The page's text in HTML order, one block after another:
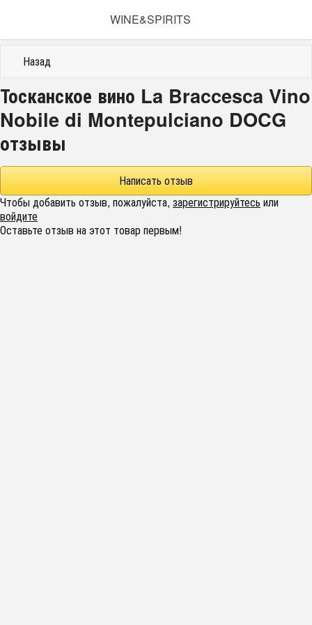
WINE&SPIRITS
Назад
Тосканское вино La Braccesca Vino
Nobile di Montepulciano DOCG
отзывы
Написать отзыв
Чтобы добавить отзыв, пожалуйста, зарегистрируйтесь или
войдите
Оставьте отзыв на этот товар первым!